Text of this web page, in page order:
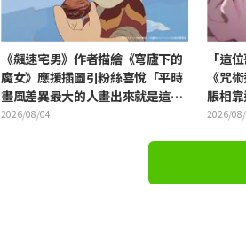
《飆速宅男》作者描繪《穹廬下的
魔女》應援插圖引粉絲喜悅「平時
畫風差異最大的人畫出來就是這
樣」
2026/08/04
「這
《咒
脹相
2026/